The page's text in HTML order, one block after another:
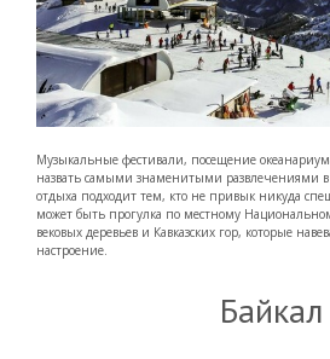
Музыкальные фестивали, посещение
назвать самыми знаменитыми развлечениями
отдыха подходит тем, кто не привык никуда
может быть прогулка по местному
вековых деревьев и Кавказских гор, которые
настроение.
Байкал